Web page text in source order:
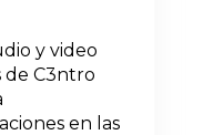
y video
de C3ntro
en las